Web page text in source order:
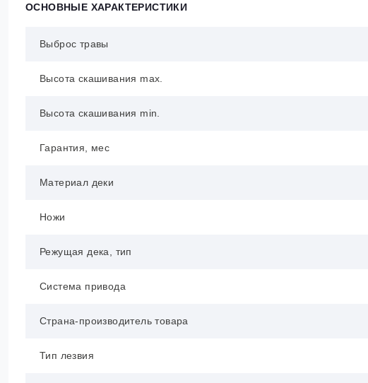
ОСНОВНЫЕ ХАРАКТЕРИСТИКИ
Выброс травы
Высота скашивания max.
Высота скашивания min.
Гарантия, мес
Материал деки
Ножи
Режущая дека, тип
Система привода
Страна-производитель товара
Тип лезвия